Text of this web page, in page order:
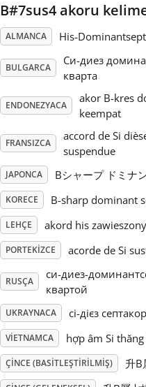
Polski
Português
Русский
Svenska
Українська
简体中文
繁體中文
B#7sus4 akoru
ALMANCA His-
BULGARCA
Си-диез
кварта
ENDONEZYACA
akor B-kres
keempat
FRANSIZCA
accord de Si
suspendue
JAPONCA Bシャープ ドミナ
KORECE B-sharp dominant
LEHÇE akord his
PORTEKIZCE acorde de Si
RUSÇA
си-диез-
квартой
UKRAYNACA сі-дієз
VIETNAMCA hợp âm Si
ÇINCE (BASITLEŞTIRILMIŞ) 升B